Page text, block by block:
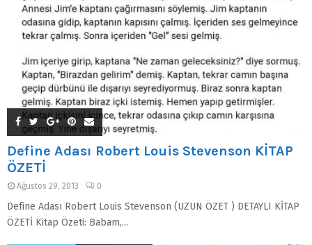
Define Adası Robert Louis Stevenson KİTAP
ÖZETİ
Ağustos 29, 2013 0
Define Adası Robert Louis Stevenson (UZUN ÖZET ) DETAYLI KİTAP
ÖZETİ Kitap Özeti: Babam,...